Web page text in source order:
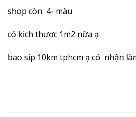
shop còn 4- màu
có kich thươc 1m2 nữa ạ
bao sip 10km tphcm ạ có nhận